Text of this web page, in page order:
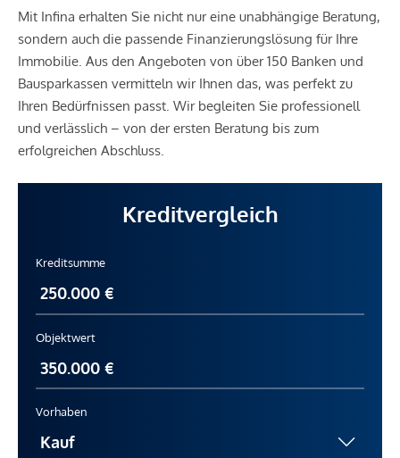
Mit Infina erhalten Sie nicht nur eine unabhängige Beratung,
sondern auch die passende Finanzierungslösung für Ihre
Immobilie. Aus den Angeboten von über 150 Banken und
Bausparkassen vermitteln wir Ihnen das, was perfekt zu
Ihren Bedürfnissen passt. Wir begleiten Sie professionell
und verlässlich – von der ersten Beratung bis zum
erfolgreichen Abschluss.
Kreditvergleich
Kreditsumme
Objektwert
Vorhaben